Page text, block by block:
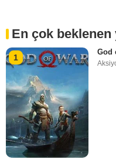
En çok
1
God